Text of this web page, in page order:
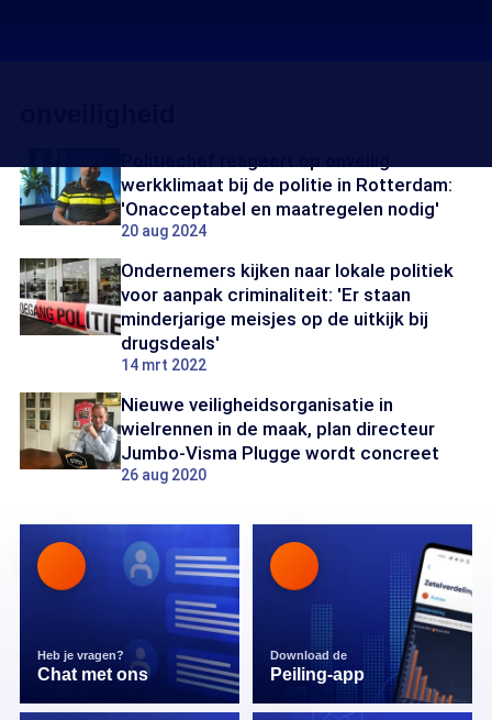
werkklimaat bij de politie in Rotterdam:
'Onacceptabel en maatregelen nodig'
20 aug 2024
Ondernemers kijken naar lokale politiek
voor aanpak criminaliteit: 'Er staan
minderjarige meisjes op de uitkijk bij
drugsdeals'
14 mrt 2022
Nieuwe veiligheidsorganisatie in
wielrennen in de maak, plan directeur
Jumbo-Visma Plugge wordt concreet
26 aug 2020
Heb je vragen?
Chat met ons
Download de
Peiling-app